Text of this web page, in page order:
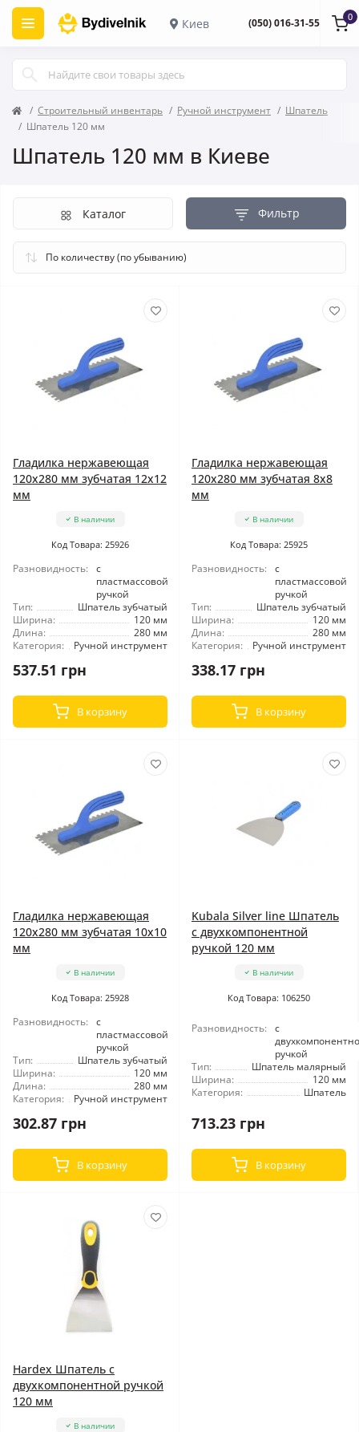
Киев (050) 016-31-55 0
Строительный инвентарь Ручной инструмент
Шпатель
Шпатель 120 мм
Шпатель 120 мм в Киеве
Фильтр
Каталог
Гладилка нержавеющая
120x280 мм зубчатая 12x12
мм
В наличии
Код Товара: 25926
Разновидность:
с
пластмассовой
ручкой
Тип:
Шпатель зубчатый
Ширина:
120 мм
Длина:
280 мм
Категория:
Ручной инструмент
537.51 грн
В корзину
Гладилка нержавеющая
120x280 мм зубчатая 8x8
мм
В наличии
Код Товара: 25925
Разновидность:
с
пластмассовой
ручкой
Тип:
Шпатель зубчатый
Ширина:
120 мм
Длина:
280 мм
Категория:
Ручной инструмент
338.17 грн
В корзину
Гладилка нержавеющая
120x280 мм зубчатая 10x10
мм
В наличии
Код Товара: 25928
Разновидность:
с
пластмассовой
ручкой
Тип:
Шпатель зубчатый
Ширина:
120 мм
Длина:
280 мм
Категория:
Ручной инструмент
302.87 грн
В корзину
Kubala Silver line Шпатель
с двухкомпонентной
ручкой 120 мм
В наличии
Код Товара: 106250
Разновидность:
с
ручкой
Тип:
Шпатель малярный
Ширина:
120 мм
Категория:
Шпатель
713.23 грн
В корзину
Hardex Шпатель с
двухкомпонентной ручкой
120 мм
В наличии